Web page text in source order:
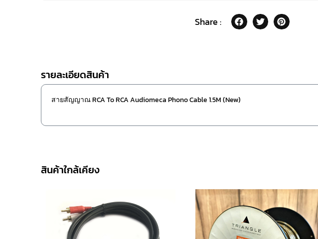
Share :
รายละเอียดสินค้า
สายสัญญาณ RCA To RCA Audiomeca Phono Cable 1.5M (New)
สินค้าใกล้เคียง